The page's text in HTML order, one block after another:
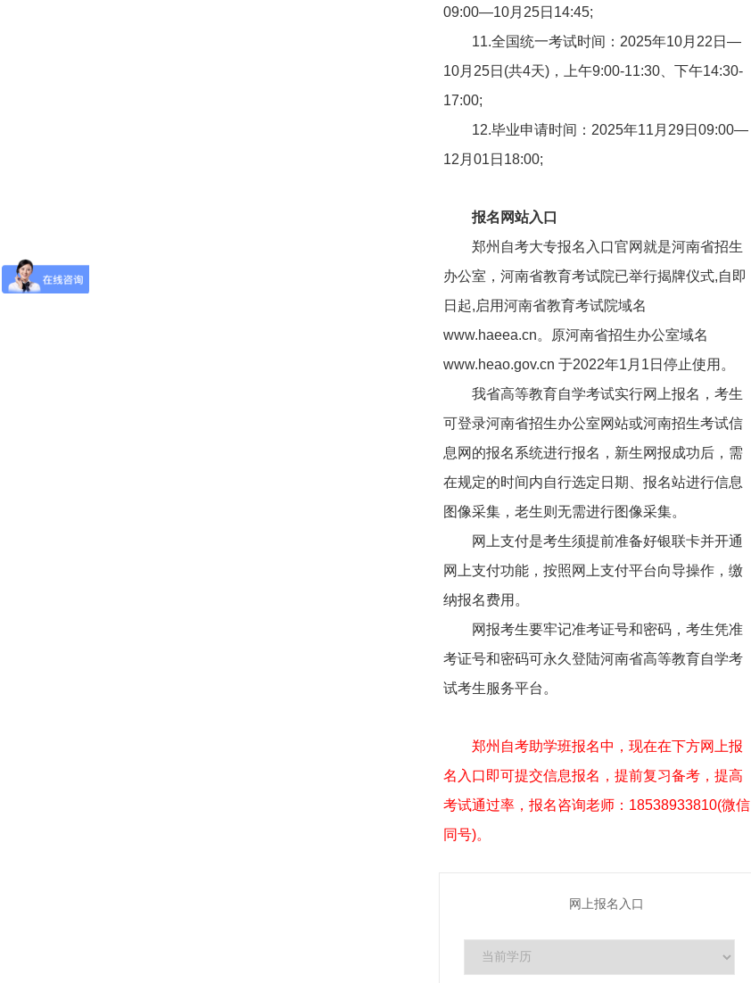
09:00—10月25日14:45;
11.全国统一考试时间：2025年10月22日—
10月25日(共4天)，上午9:00-11:30、下午14:30-
17:00;
12.毕业申请时间：2025年11月29日09:00—
12月01日18:00;
报名网站入口
郑州自考大专报名入口官网就是河南省招生
办公室，河南省教育考试院已举行揭牌仪式,自即
日起,启用河南省教育考试院域名
www.haeea.cn。原河南省招生办公室域名
www.heao.gov.cn 于2022年1月1日停止使用。
我省高等教育自学考试实行网上报名，考生
可登录河南省招生办公室网站或河南招生考试信
息网的报名系统进行报名，新生网报成功后，需
在规定的时间内自行选定日期、报名站进行信息
图像采集，老生则无需进行图像采集。
网上支付是考生须提前准备好银联卡并开通
网上支付功能，按照网上支付平台向导操作，缴
纳报名费用。
网报考生要牢记准考证号和密码，考生凭准
考证号和密码可永久登陆河南省高等教育自学考
试考生服务平台。
郑州自考助学班报名中，现在在下方网上报
名入口即可提交信息报名，提前复习备考，提高
考试通过率，报名咨询老师：18538933810(微信
同号)。
网上报名入口